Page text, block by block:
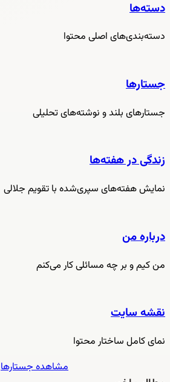
دسته‌ها
دسته‌بندی‌های اصلی محتوا
جستارها
جستارهای بلند و نوشته‌های تحلیلی
زندگی در هفته‌ها
نمایش هفته‌های سپری‌شده با تقویم جلالی
درباره من
من کیم و بر چه مسائلی کار می‌کنم
نقشه سایت
نمای کامل ساختار محتوا
مشاهده جستارها